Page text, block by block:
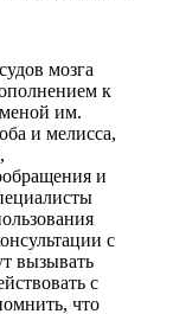
мозга
к
им.
и мелисса,
и
с
вызывать
с
что